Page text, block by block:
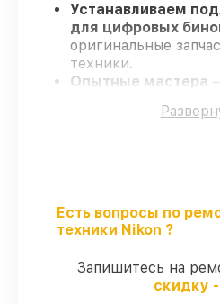
Устанавливаем
для цифровых
оригинальные
техники.
Опытные мастера
качество и
и запчасти для
предоставляется
Мы гарантируем:
Есть вопросы по
техники Nikon ?
Запишитесь на
скидку